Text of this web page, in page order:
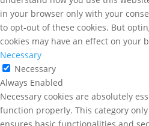
in your browser only with your
to opt-out of these cookies. But
cookies may have an effect on your
Necessary
Necessary
Always Enabled
Necessary cookies are absolutely
function properly. This category
ensures basic functionalities and